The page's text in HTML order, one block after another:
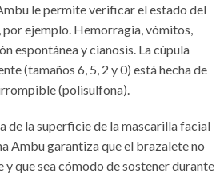
le permite verificar el estado del
por ejemplo. Hemorragia, vómitos,
espontánea y cianosis. La cúpula
(tamaños 6, 5, 2 y 0) está hecha de
(polisulfona).
de la superficie de la mascarilla facial
Ambu garantiza que el brazalete no
y que sea cómodo de sostener durante